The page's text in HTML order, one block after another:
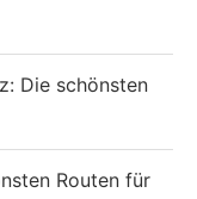
Die schönsten
Routen für